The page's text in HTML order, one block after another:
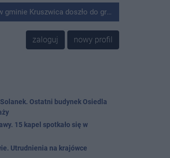
do groźnie wyglądającego zdarzenia.
zaloguj nowy profil
Ostatni budynek Osiedla
15 kapel spotkało się w
Utrudnienia na krajówce